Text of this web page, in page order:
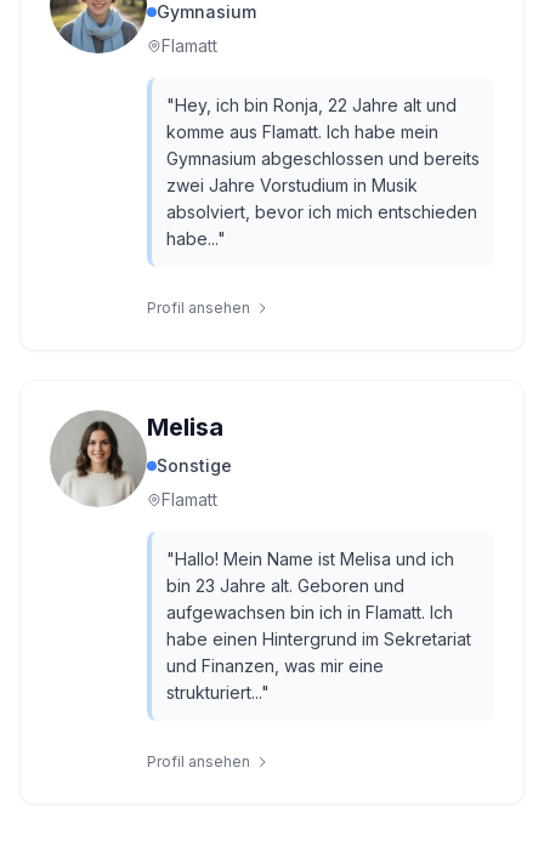
Gymnasium
Flamatt
"Hey, ich bin Ronja, 22 Jahre alt und
komme aus Flamatt. Ich habe mein
Gymnasium abgeschlossen und bereits
zwei Jahre Vorstudium in Musik
absolviert, bevor ich mich entschieden
habe..."
Profil ansehen
Melisa
Sonstige
Flamatt
"Hallo! Mein Name ist Melisa und ich
bin 23 Jahre alt. Geboren und
aufgewachsen bin ich in Flamatt. Ich
habe einen Hintergrund im Sekretariat
und Finanzen, was mir eine
strukturiert..."
Profil ansehen